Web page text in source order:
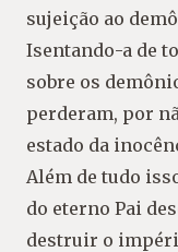
sujeição ao
Isentando-a de
sobre os
perderam, por
estado da
Além de tudo
do eterno Pai
destruir o